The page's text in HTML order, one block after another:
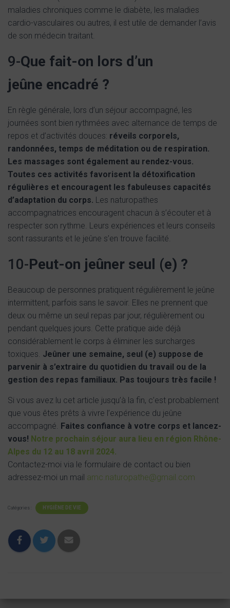
maladies chroniques comme le diabète, les maladies
cardio-vasculaires ou autres, il est utile de demander l’avis
de son médecin traitant.
9-Que fait-on lors d’un
jeûne encadré ?
En règle générale, lors d’un séjour accompagné, les
journées sont bien rythmées avec alternance de temps de
repos et d’activités douces: réveils corporels,
randonnées, temps de méditation ou de respiration.
Les massages sont également au rendez-vous.
Toutes ces activités favorisent la détoxification
régulières et encouragent les fabuleuses capacités
d’adaptation du corps. Les naturopathes
accompagnatrices encouragent chacun à s’écouter et à
respecter son rythme. Leurs expériences et leurs conseils
sont rassurants et le jeûne s’en trouve facilité.
10-Peut-on jeûner seul (e) ?
Beaucoup de personnes pratiquent régulièrement le jeûne
intermittent, parfois sans le savoir. Elles ne prennent que
deux ou même un seul repas par jour, régulièrement ou
pendant quelques jours. Cette pratique aide déjà
considérablement le corps à éliminer les surcharges
toxiques. Jeûner une semaine, seul (e) suppose de
parvenir à s’extraire du quotidien du travail ou de la
gestion des repas familiaux. Pas toujours très facile !
Si vous avez lu cet article jusqu’à la fin, c’est probablement
que vous êtes prêts à vivre l’expérience du jeûne
accompagné. Faites confiance à votre corps et lancez-
vous! Notre prochain séjour aura lieu en région Rhône-
Alpes du 12 au 18 avril 2024.
Contactez-moi via le formulaire de contact ou bien
adressez-moi un mail amc.naturopathe@gmail.com
Catégories : HYGIÈNE DE VIE